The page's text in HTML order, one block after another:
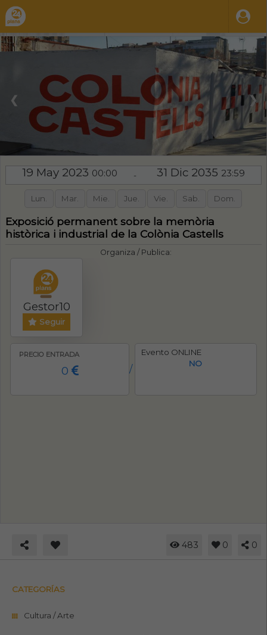
❮ ❯
19 May 2023 00:00 - 31 Dic 2035 23:59
Lun. Mar. Mie. Jue. Vie. Sab. Dom.
Exposició permanent sobre la memòria
històrica i industrial de la Colònia Castells
Organiza / Publica:
Gestor10
Seguir
PRECIO ENTRADA
0 /
Evento ONLINE
NO
483 0 0
CATEGORÍAS
Cultura / Arte